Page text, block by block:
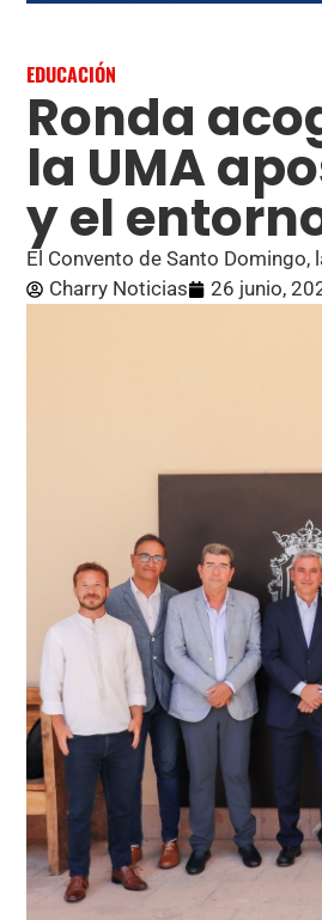
EDUCACIÓN
Ronda
la UMA
y el
El Convento de Santo
Charry Noticias
26 junio,